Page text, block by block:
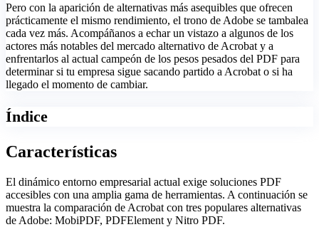
Pero con la aparición de alternativas más asequibles que ofrecen
prácticamente el mismo rendimiento, el trono de Adobe se tambalea
cada vez más. Acompáñanos a echar un vistazo a algunos de los
actores más notables del mercado alternativo de Acrobat y a
enfrentarlos al actual campeón de los pesos pesados del PDF para
determinar si tu empresa sigue sacando partido a Acrobat o si ha
llegado el momento de cambiar.
Índice
Características
El dinámico entorno empresarial actual exige soluciones PDF
accesibles con una amplia gama de herramientas. A continuación se
muestra la comparación de Acrobat con tres populares alternativas
de Adobe: MobiPDF, PDFElement y Nitro PDF.